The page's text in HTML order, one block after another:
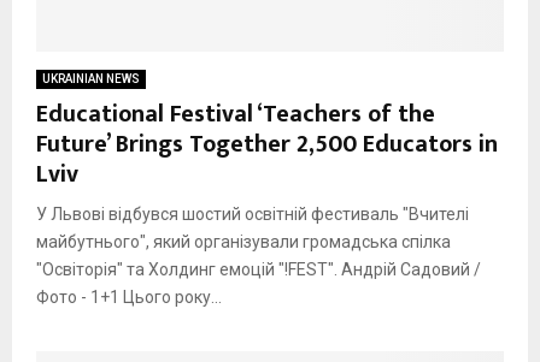
UKRAINIAN NEWS
Educational Festival ‘Teachers of the
Future’ Brings Together 2,500 Educators in
Lviv
У Львові відбувся шостий освітній фестиваль "Вчителі
майбутнього", який організували громадська спілка
"Освіторія" та Холдинг емоцій "!FEST". Андрій Садовий /
Фото - 1+1 Цього року...